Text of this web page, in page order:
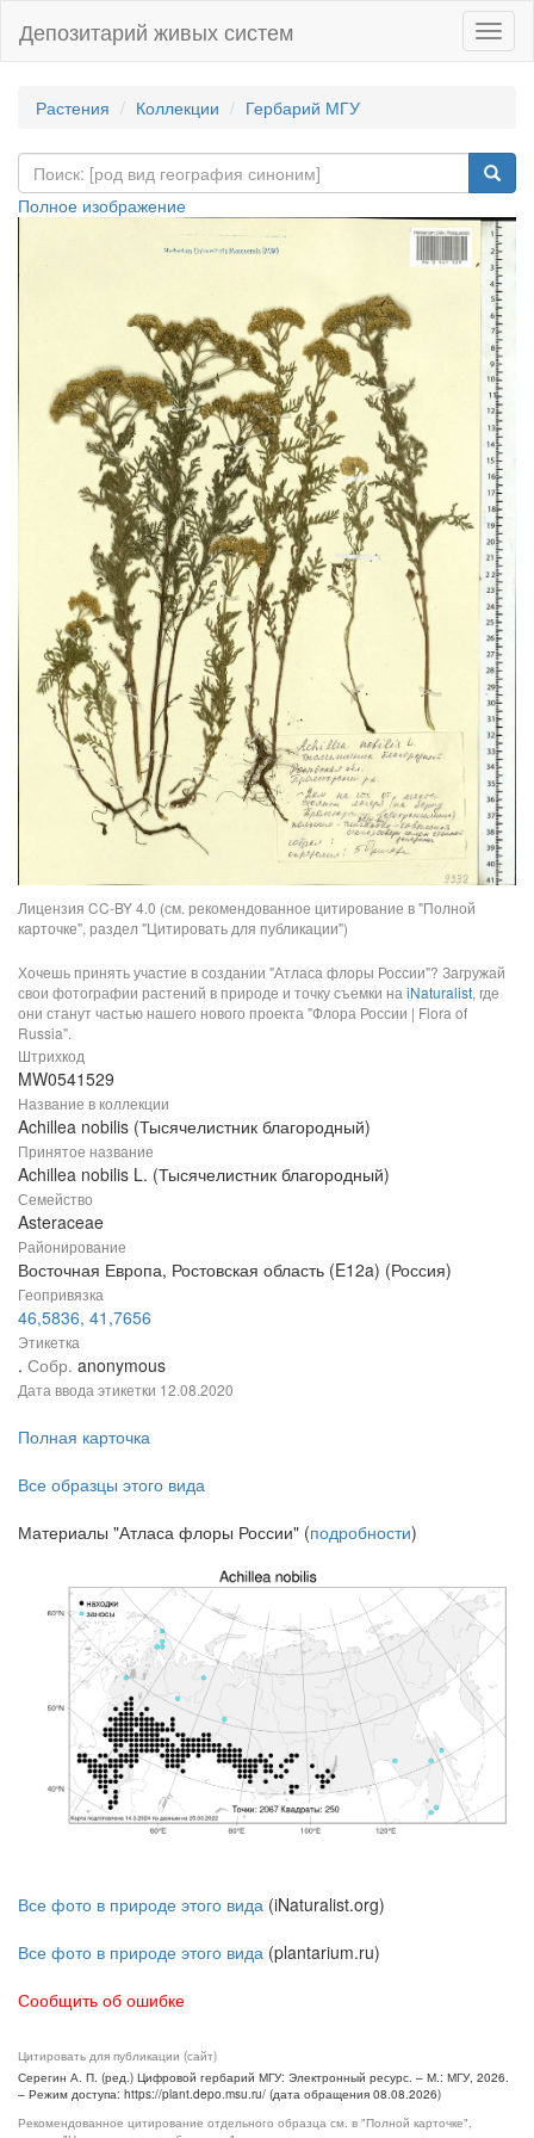
Депозитарий живых систем
Растения Коллекции Гербарий МГУ
Полное изображение
Лицензия CC-BY 4.0 (см. рекомендованное цитирование в "Полной
карточке", раздел "Цитировать для публикации")
Хочешь принять участие в создании "Атласа флоры России"? Загружай
свои фотографии растений в природе и точку съемки на iNaturalist, где
они станут частью нашего нового проекта "Флора России | Flora of
Russia".
Штрихкод
MW0541529
Название в коллекции
Achillea nobilis (Тысячелистник благородный)
Принятое название
Achillea nobilis L. (Тысячелистник благородный)
Семейство
Asteraceae
Районирование
Восточная Европа, Ростовская область (E12a) (Россия)
Геопривязка
46,5836, 41,7656
Этикетка
. Собр. anonymous
Дата ввода этикетки 12.08.2020
Полная карточка
Все образцы этого вида
Материалы "Атласа флоры России" (подробности)
Все фото в природе этого вида (iNaturalist.org)
Все фото в природе этого вида (plantarium.ru)
Сообщить об ошибке
Цитировать для публикации (сайт)
Серегин А. П. (ред.) Цифровой гербарий МГУ: Электронный ресурс. – М.: МГУ, 2026.
– Режим доступа: https://plant.depo.msu.ru/ (дата обращения 08.08.2026)
Рекомендованное цитирование отдельного образца см. в "Полной карточке",